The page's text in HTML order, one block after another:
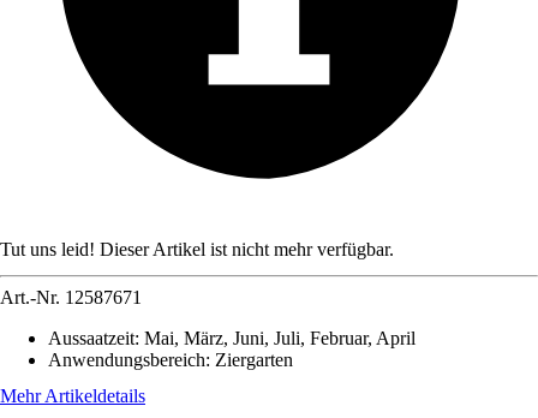
Tut uns leid! Dieser Artikel ist nicht mehr verfügbar.
Art.-Nr. 12587671
Aussaatzeit: Mai, März, Juni, Juli, Februar, April
Anwendungsbereich: Ziergarten
Mehr Artikeldetails